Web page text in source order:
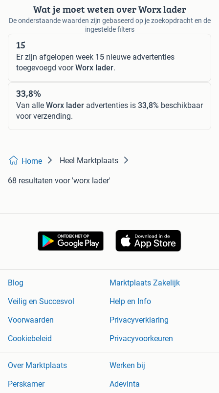
Wat je moet weten over Worx lader
De onderstaande waarden zijn gebaseerd op je zoekopdracht en de
ingestelde filters
15
Er zijn afgelopen week 15 nieuwe advertenties
toegevoegd voorWorx lader.
33,8%
Van alle Worx lader advertenties is 33,8% beschikbaar
voor verzending.
Home Heel Marktplaats
68 resultaten voor 'worx lader'
Blog
Marktplaats Zakelijk
Veilig en Succesvol
Help en Info
Voorwaarden
Privacyverklaring
Cookiebeleid
Privacyvoorkeuren
Over Marktplaats
Werken bij
Perskamer
Adevinta